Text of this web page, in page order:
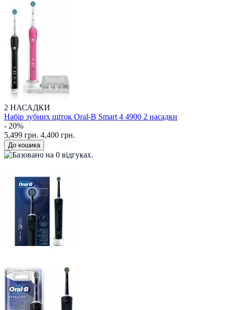
2 НАСАДКИ
Набір зубних щіток Oral-B Smart 4 4900 2 насадки
- 20%
5,499 грн. 4,400 грн.